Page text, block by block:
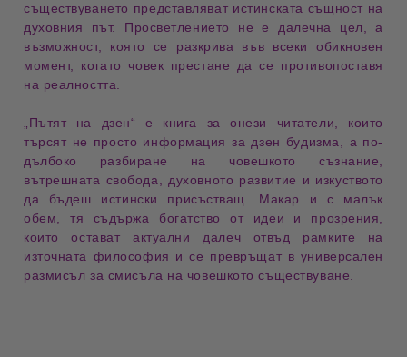
съществуването представляват истинската същност на
духовния път. Просветлението не е далечна цел, а
възможност, която се разкрива във всеки обикновен
момент, когато човек престане да се противопоставя
на реалността.
„Пътят на дзен“ е книга за онези читатели, които
търсят не просто информация за дзен будизма, а по-
дълбоко разбиране на човешкото съзнание
вътрешната свобода
духовното развитие и изкуството
да бъдеш истински присъстващ
. Макар и с малък
обем, тя съдържа богатство от идеи и прозрения,
които остават актуални далеч отвъд рамките на
източната философия и се превръщат в универсален
размисъл за смисъла на човешкото съществуване.